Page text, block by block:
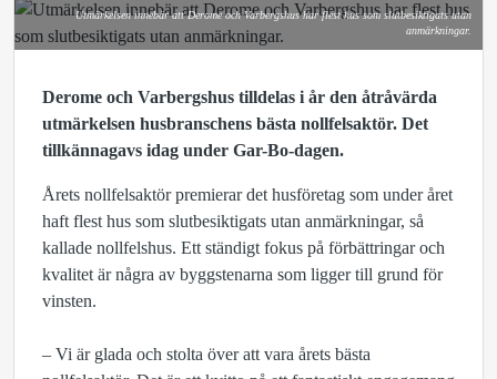
Utmärkelsen innebär att Derome och Varbergshus har flest hus som slutbesiktigats utan
anmärkningar.
Derome och Varbergshus tilldelas i år den åtråvärda
utmärkelsen husbranschens bästa nollfelsaktör. Det
tillkännagavs idag under Gar-Bo-dagen.
Årets nollfelsaktör premierar det husföretag som under året
haft flest hus som slutbesiktigats utan anmärkningar, så
kallade nollfelshus. Ett ständigt fokus på förbättringar och
kvalitet är några av byggstenarna som ligger till grund för
vinsten.
– Vi är glada och stolta över att vara årets bästa